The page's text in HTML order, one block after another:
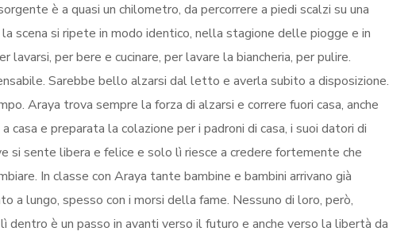
è a quasi un chilometro, da percorrere a piedi scalzi su una
scena si ripete in modo identico, nella stagione delle piogge e in
per bere e cucinare, per lavare la biancheria, per pulire.
Sarebbe bello alzarsi dal letto e averla subito a disposizione.
Araya trova sempre la forza di alzarsi e correre fuori casa, anche
casa e preparata la colazione per i padroni di casa, i suoi datori di
si sente libera e felice e solo lì riesce a credere fortemente che
In classe con Araya tante bambine e bambini arrivano già
a lungo, spesso con i morsi della fame. Nessuno di loro, però,
dentro è un passo in avanti verso il futuro e anche verso la libertà da